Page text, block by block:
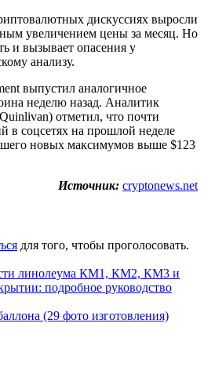
дискуссиях выросли
увеличением цены за месяц. Но
и вызывает опасения у
анализу.
выпустил аналогичное
неделю назад. Аналитик
отметил, что почти
в соцсетях на прошлой неделе
новых максимумов выше $123
Источник: cryptonews.net
для того, чтобы проголосовать.
линолеума КМ1, КМ2, КМ3 и
подробное руководство
(29 фото изготовления)